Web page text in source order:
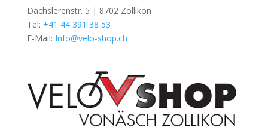
Dachslerenstr. 5 | 8702 Zollikon
Tel: +41 44 391 38 53
E-Mail: Info@velo-shop.ch